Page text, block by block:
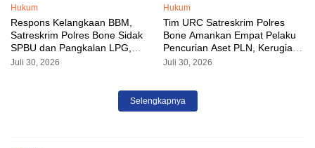
Hukum
Respons Kelangkaan BBM,
Satreskrim Polres Bone Sidak
SPBU dan Pangkalan LPG,
AKP Alvin Aji Imbau Pengelola
Juli 30, 2026
Hukum
Tim URC Satreskrim Polres
Bone Amankan Empat Pelaku
Pencurian Aset PLN, Kerugian
Ditaksir Capai Rp 3 Milyar
Juli 30, 2026
Selengkapnya